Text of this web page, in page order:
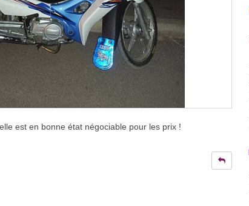
est en bonne état négociable pour les prix !